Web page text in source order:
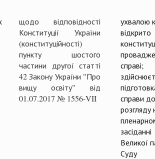
щодо відповідності
Конституції України
(конституційності)
пункту шостого
частини другої статті
42 Закону України "Про
вищу освіту" від
01.07.2017 № 1556-VII
ухвалою
відкрито
справі;
справи до
розгляду
засіданні
Великої
Суду